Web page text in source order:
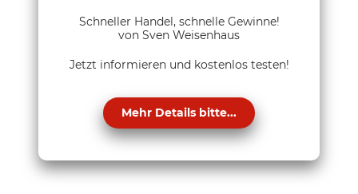
Schneller Handel, schnelle Gewinne!
von Sven Weisenhaus
Jetzt informieren und kostenlos testen!
Mehr Details bitte...